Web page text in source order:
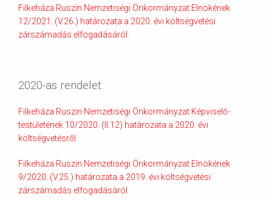
Filkeháza Ruszin Nemzetiségi Önkormányzat Elnökének
12/2021. (V.26.) határozata a 2020. évi költségvetési
zárszámadás elfogadásáról
2020-as rendelet:
Filkeháza Ruszin Nemzetiségi Önkormányzat Képviselő-
testületének 10/2020. (II.12) határozata a 2020. évi
költségvetésről
Filkeháza Ruszin Nemzetiségi Önkormányzat Elnökének
9/2020. (V.25.) határozata a 2019. évi költségvetési
zárszámadás elfogadásáról